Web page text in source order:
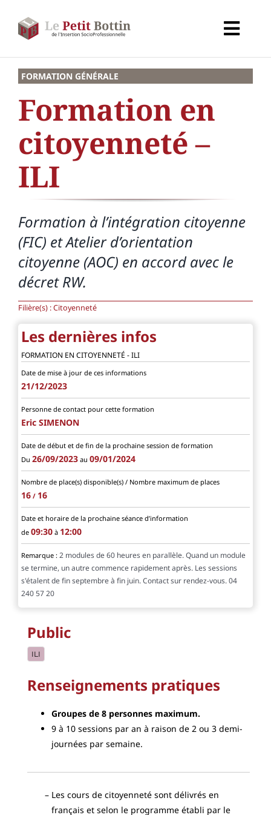
contenu
Types d’organismes
Organismes
Secteurs
Partenaires
À propos de CALIF
FORMATION GÉNÉRALE
Formation en
citoyenneté –
ILI
Formation à l’intégration citoyenne
(FIC) et Atelier d’orientation
citoyenne (AOC) en accord avec le
décret RW.
Filière(s) : Citoyenneté
Les dernières infos
FORMATION EN CITOYENNETÉ - ILI
Date de mise à jour de ces informations
21/12/2023
Personne de contact pour cette formation
Eric SIMENON
Date de début et de fin de la prochaine session de formation
Du 26/09/2023au 09/01/2024
Nombre de place(s) disponible(s) / Nombre maximum de places
16 / 16
Date et horaire de la prochaine séance d’information
de 09:30 à 12:00
Remarque : 2 modules de 60 heures en parallèle. Quand un module
se termine, un autre commence rapidement après. Les sessions
s'étalent de fin septembre à fin juin. Contact sur rendez-vous. 04
240 57 20
Public
ILI
Renseignements pratiques
Groupes de 8 personnes maximum.
9 à 10 sessions par an à raison de 2 ou 3 demi-
journées par semaine.
Les cours de citoyenneté sont délivrés en
français et selon le programme établi par le